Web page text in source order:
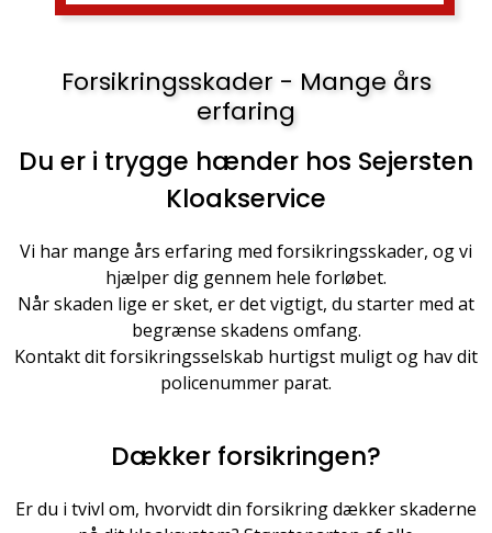
Forsikringsskader - Mange års
erfaring
Du er i trygge hænder hos Sejersten
Kloakservice
Vi har mange års erfaring med forsikringsskader, og vi
hjælper dig gennem hele forløbet.
Når skaden lige er sket, er det vigtigt, du starter med at
begrænse skadens omfang.
Kontakt dit forsikringsselskab hurtigst muligt og hav dit
policenummer parat.
Dækker forsikringen?
Er du i tvivl om, hvorvidt din forsikring dækker skaderne